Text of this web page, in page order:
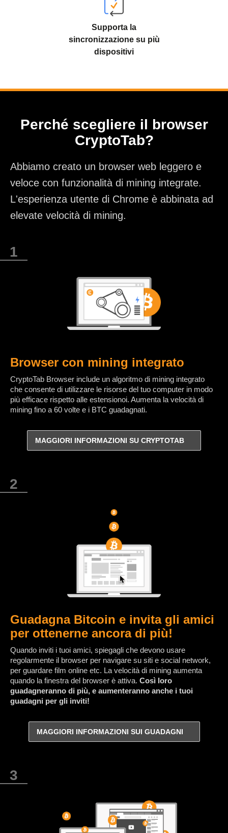
Supporta la
sincronizzazione su più
dispositivi
Perché scegliere il browser
CryptoTab?
Abbiamo creato un browser web leggero e
veloce con funzionalità di mining integrate.
L'esperienza utente di Chrome è abbinata ad
elevate velocità di mining.
Browser con mining integrato
CryptoTab Browser include un algoritmo di mining integrato
che consente di utilizzare le risorse del tuo computer in modo
più efficace rispetto alle estensionoi. Aumenta la velocità di
mining fino a 60 volte e i BTC guadagnati.
MAGGIORI INFORMAZIONI SU CRYPTOTAB
Guadagna Bitcoin e invita gli amici
per ottenerne ancora di più!
Quando inviti i tuoi amici, spiegagli che devono usare
regolarmente il browser per navigare su siti e social network,
per guardare film online etc. La velocità di mining aumenta
quando la finestra del browser è attiva. Così loro
guadagneranno di più, e aumenteranno anche i tuoi
guadagni per gli inviti!
MAGGIORI INFORMAZIONI SUI GUADAGNI